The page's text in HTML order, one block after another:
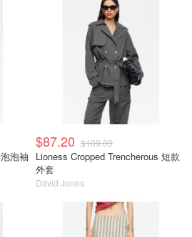
泡袖
$87.20 $109.00
Lioness Cropped Trencherous 短款
外套
David Jones